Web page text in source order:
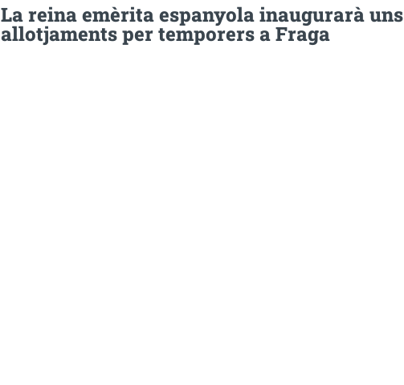
La reina emèrita espanyola inaugurarà uns
allotjaments per temporers a Fraga